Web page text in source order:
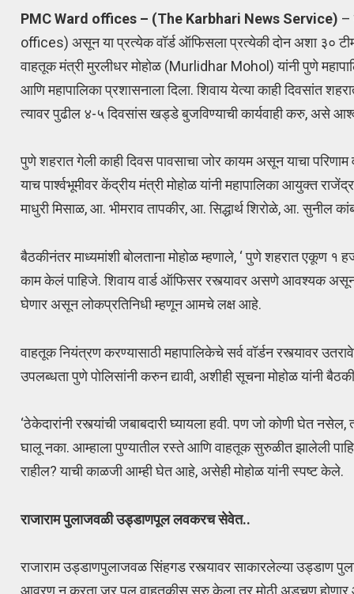
PMC Ward offices – (The Karbhari News Service) –
offices) असून या प्रत्येक वॉर्ड ऑफिसला प्रत्येकी दोन अशा ३०
वाहतूक मंत्री मुरलीधर मोहोळ (Murlidhar Mohol) यांनी पुणे
आणि महापालिका प्रशासनाला दिला. शिवाय येत्या काही दिवसांत
त्यावर पुढील ४-५ दिवसांस खड्डे बुजविण्याची कार्यवाही करु, असे
पुणे शहरात गेली काही दिवस पावसाचा जोर कायम असून याचा
याच पार्श्वभूमीवर केंद्रीय मंत्री मोहोळ यांनी महापालिका आयुक्त
माधुरी मिसाळ, आ. भीमराव तापकीर, आ. सिद्धार्थ शिरोळे, आ. सुनील
बैठकीनंतर माध्यमांशी बोलताना मोहोळ म्हणाले, ‘ पुणे शहरात एकूण
काम केलं पाहिजे. शिवाय वार्ड ऑफिसर रस्त्यावर असणे आवश्यक असून
घेणार असून लोकप्रतिनिधी म्हणून आमचे लक्ष आहे.
वाहतूक नियंत्रण करण्यासाठी महापालिकेचे सर्व वॉर्डन रस्त्यावर
उपलब्धता पुणे पोलिसांनी करुन द्यावी, अशीही सूचना मोहोळ यांनी
‘ठेकेदारांनी रस्त्यांची जबाबदारी घ्यायला हवी. पण जो कोणी घेत नसेल,
घालू नका. आम्हाला पुण्यातील रस्ते आणि वाहतूक सुरुळीत झालेली
राहील? याची काळजी आम्ही घेत आहे, असेही मोहोळ यांनी स्पष्ट केले.
राजाराम पुलाजवळी उड्डाणपूल लवकरच सेवेत..
राजाराम उड्डाणपुलाजवळ सिंहगड रस्त्यावर साकारलेल्या उड्डाण